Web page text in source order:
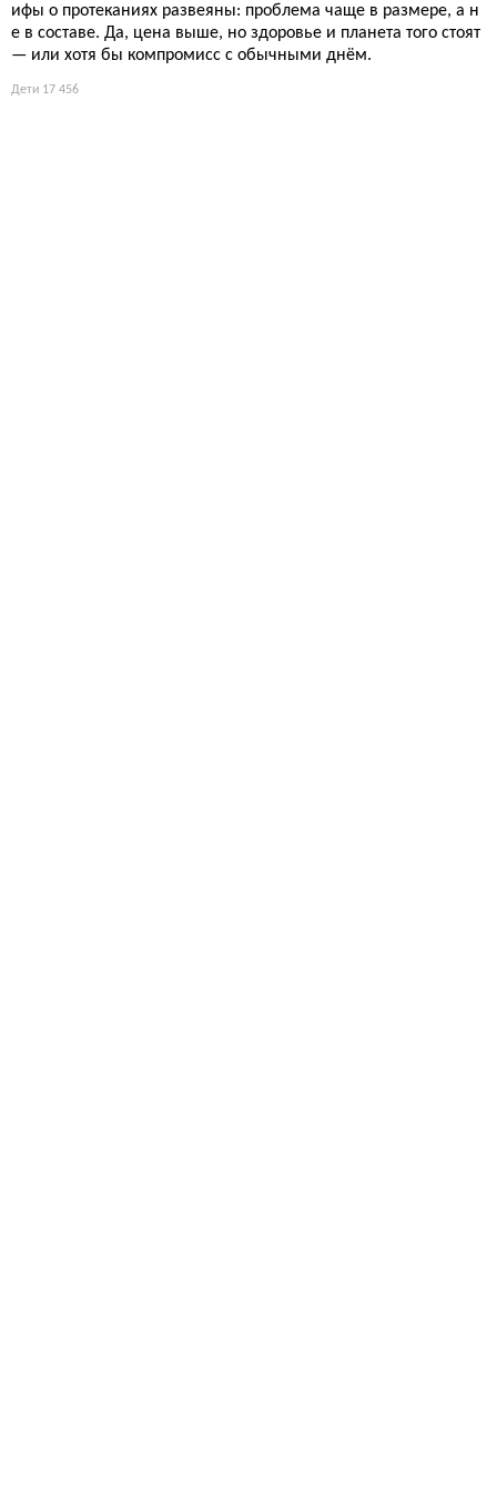
ифы о протеканиях развеяны: проблема чаще в размере, а н
е в составе. Да, цена выше, но здоровье и планета того стоят
— или хотя бы компромисс с обычными днём.
Дети 17 456